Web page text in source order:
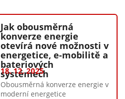
Jak obousměrná
konverze energie
otevírá nové možnosti v
energetice, e-mobilitě a
bateriových
systémech
18. 12. 2025
Obousměrná konverze energie v
moderní energetice